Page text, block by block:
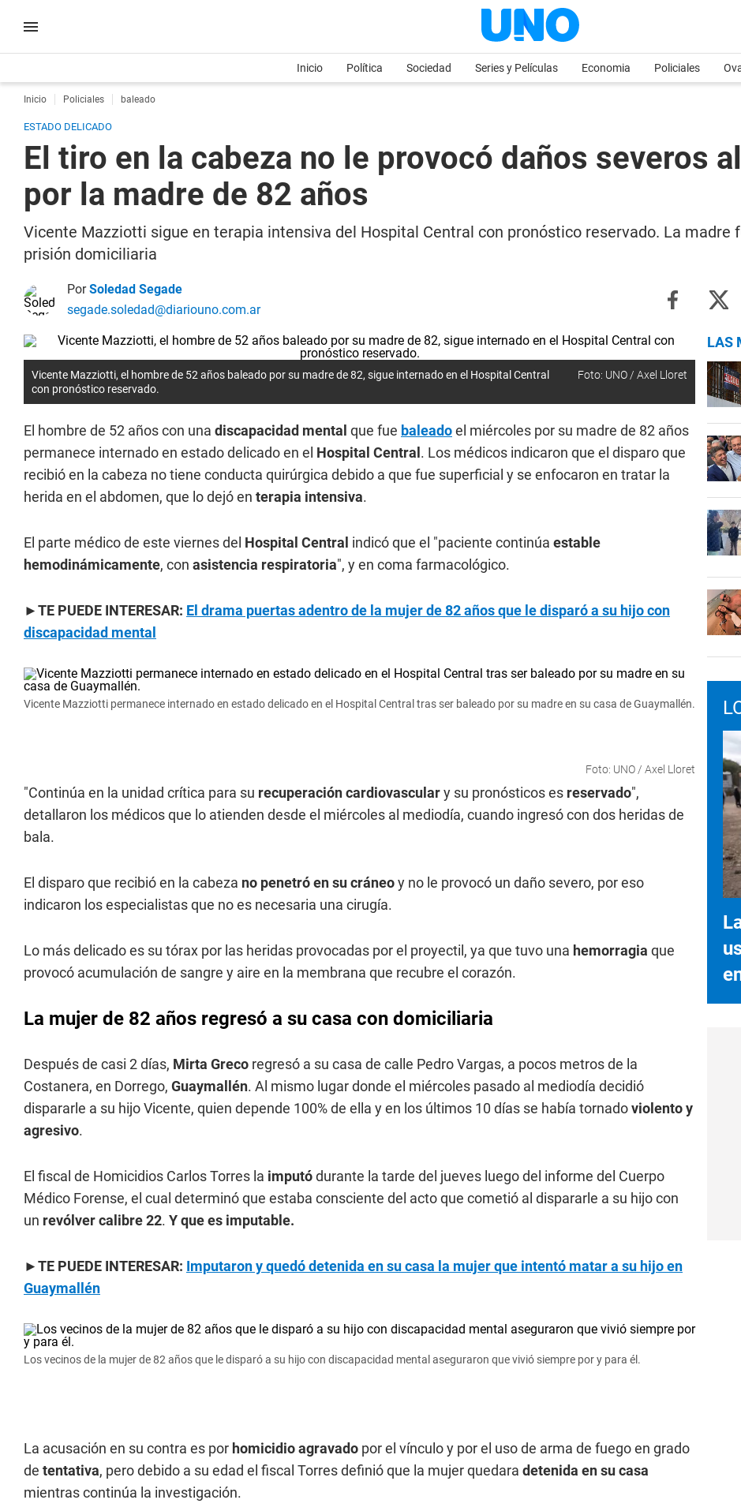
Inicio Política Sociedad Series y Películas Economia Policiales
Inicio Policiales baleado
ESTADO DELICADO
El tiro en la cabeza no le provocó daños severos
por la madre de 82 años
Vicente Mazziotti sigue en terapia intensiva del Hospital Central con pronóstico reservado. La madre
prisión domiciliaria
PorSoledad Segade
segade.soledad@diariouno.com.ar
Vicente Mazziotti, el hombre de 52 años baleado por su madre de 82, sigue internado en el Hospital Central
con pronóstico reservado.
Foto: UNO / Axel Lloret
El hombre de 52 años con una discapacidad mental que fue baleadoel miércoles por su madre de 82 años
permanece internado en estado delicado en el Hospital Central . Los médicos indicaron que el disparo que
recibió en la cabeza no tiene conducta quirúrgica debido a que fue superficial y se enfocaron en tratar la
herida en el abdomen, que lo dejó en terapia intensiva.
El parte médico de este viernes del Hospital Central indicó que el "paciente continúa estable
hemodinámicamente, con asistencia respiratoria", y en coma farmacológico.
►TE PUEDE INTERESAR: El drama puertas adentro de la mujer de 82 años que le disparó a su hijo con
discapacidad mental
Vicente Mazziotti permanece internado en estado delicado en el Hospital Central tras ser baleado por su madre en su casa de Guaymallén.
Foto: UNO / Axel Lloret
"Continúa en la unidad crítica para su recuperación cardiovasculary su pronósticos es reservado",
detallaron los médicos que lo atienden desde el miércoles al mediodía, cuando ingresó con dos heridas de
bala.
El disparo que recibió en la cabeza no penetró en su cráneoy no le provocó un daño severo, por eso
indicaron los especialistas que no es necesaria una cirugía.
Lo más delicado es su tórax por las heridas provocadas por el proyectil, ya que tuvo una hemorragia que
provocó acumulación de sangre y aire en la membrana que recubre el corazón.
La mujer de 82 años regresó a su casa con domiciliaria
Después de casi 2 días, Mirta Greco regresó a su casa de calle Pedro Vargas, a pocos metros de la
Costanera, en Dorrego, Guaymallén. Al mismo lugar donde el miércoles pasado al mediodía decidió
dispararle a su hijo Vicente, quien depende 100% de ella y en los últimos 10 días se había tornadoviolento y
agresivo.
El fiscal de Homicidios Carlos Torres la imputódurante la tarde del jueves luego del informe del Cuerpo
Médico Forense, el cual determinó que estaba consciente del acto que cometió al dispararle a su hijo con
un revólver calibre 22. Y que es imputable.
►TE PUEDE INTERESAR: Imputaron y quedó detenida en su casa la mujer que intentó matar a su hijo en
Guaymallén
Los vecinos de la mujer de 82 años que le disparó a su hijo con discapacidad mental aseguraron que vivió siempre por y para él.
La acusación en su contra es por homicidio agravado por el vínculo y por el uso de arma de fuego en grado
de tentativa, pero debido a su edad el fiscal Torres definió que la mujer quedara detenida en su casa
mientras continúa la investigación.
LAS